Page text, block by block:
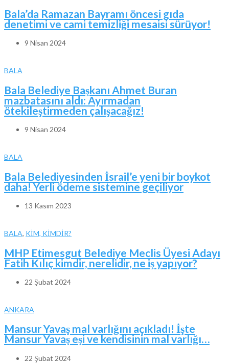
Bala’da Ramazan Bayramı öncesi gıda
denetimi ve cami temizliği mesaisi sürüyor!
9 Nisan 2024
BALA
Bala Belediye Başkanı Ahmet Buran
mazbatasını aldı: Ayırmadan
ötekileştirmeden çalışacağız!
9 Nisan 2024
BALA
Bala Belediyesinden İsrail’e yeni bir boykot
daha! Yerli ödeme sistemine geçiliyor
13 Kasım 2023
BALA, KİM, KİMDİR?
MHP Etimesgut Belediye Meclis Üyesi Adayı
Fatih Kılıç kimdir, nerelidir, ne iş yapıyor?
22 Şubat 2024
ANKARA
Mansur Yavaş mal varlığını açıkladı! İşte
Mansur Yavaş eşi ve kendisinin mal varlığı…
22 Şubat 2024